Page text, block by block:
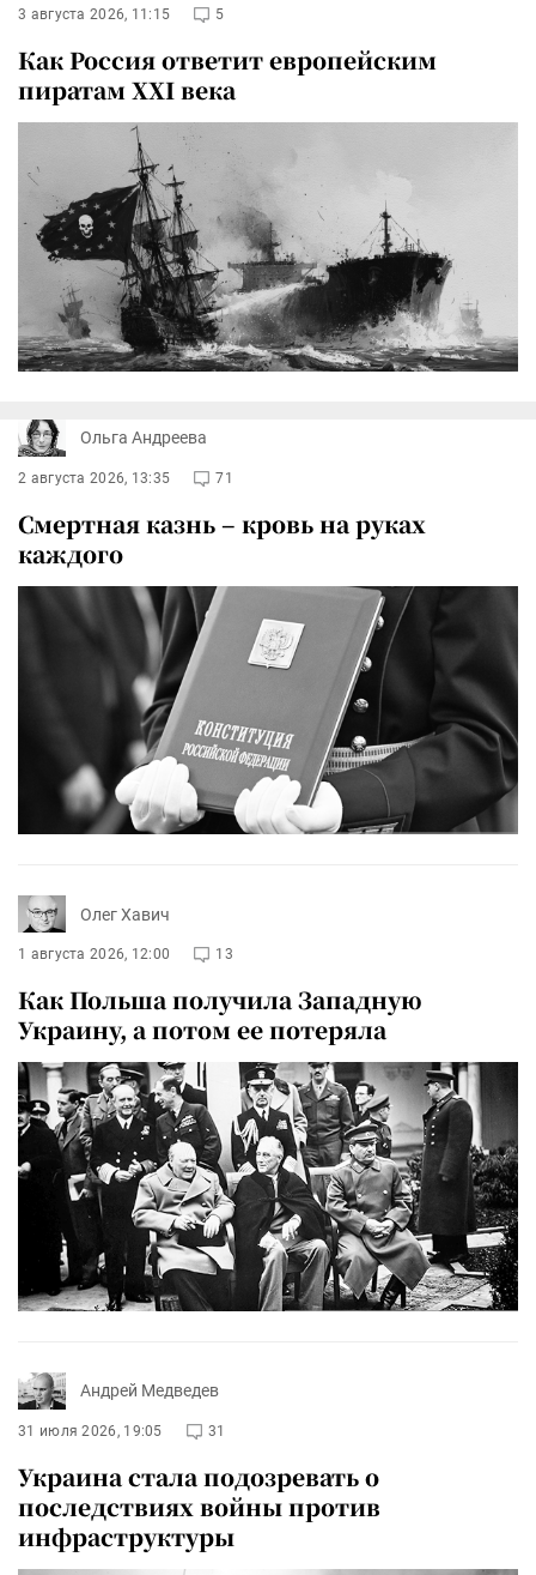
3 августа 2026, 11:15 5
Как Россия ответит европейским
пиратам XXI века
Ольга Андреева
2 августа 2026, 13:35 71
Смертная казнь – кровь на руках
каждого
Олег Хавич
1 августа 2026, 12:00 13
Как Польша получила Западную
Украину, а потом ее потеряла
Андрей Медведев
31 июля 2026, 19:05 31
Украина стала подозревать о
последствиях войны против
инфраструктуры